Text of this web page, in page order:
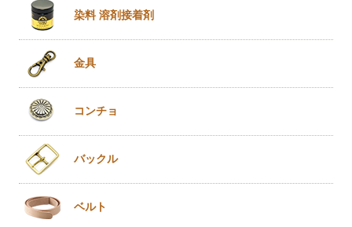
染料 溶剤接着剤
金具
コンチョ
バックル
ベルト